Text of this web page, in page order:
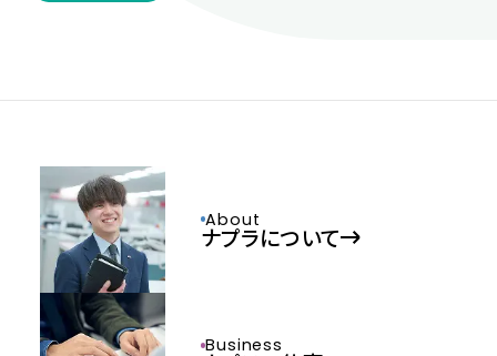
About
ナプラについて
Business